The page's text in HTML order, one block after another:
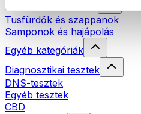
Natúrkozmetikumok
Tusfürdők és szappanok
Samponok és hajápolás
Egyéb kategóriák
Diagnosztikai tesztek
DNS-tesztek
Egyéb tesztek
CBD